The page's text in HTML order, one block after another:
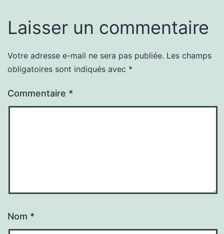
Laisser un commentaire
Votre adresse e-mail ne sera pas publiée. Les champs
obligatoires sont indiqués avec *
Commentaire *
Nom *